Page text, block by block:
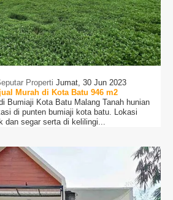
Properti Jumat, 30 Jun 2023
Murah di Kota Batu 946 m2
Bumiaji Kota Batu Malang Tanah hunian
di punten bumiaji kota batu. Lokasi
dan segar serta di kelilingi...